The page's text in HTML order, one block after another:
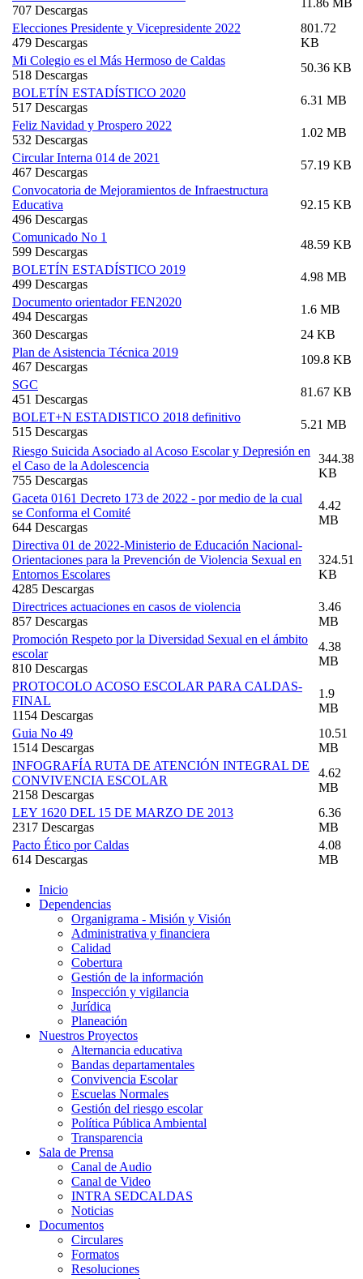
707 Descargas
11.86 MB
Elecciones Presidente y Vicepresidente 2022
479 Descargas
801.72
KB
Mi Colegio es el Más Hermoso de Caldas
518 Descargas
50.36 KB
BOLETÍN ESTADÍSTICO 2020
517 Descargas
6.31 MB
Feliz Navidad y Prospero 2022
532 Descargas
1.02 MB
Circular Interna 014 de 2021
467 Descargas
57.19 KB
Convocatoria de Mejoramientos de Infraestructura
Educativa
496 Descargas
92.15 KB
Comunicado No 1
599 Descargas
48.59 KB
BOLETÍN ESTADÍSTICO 2019
499 Descargas
4.98 MB
Documento orientador FEN2020
494 Descargas
1.6 MB
360 Descargas
24 KB
Plan de Asistencia Técnica 2019
467 Descargas
109.8 KB
SGC
451 Descargas
81.67 KB
BOLET+N ESTADISTICO 2018 definitivo
515 Descargas
5.21 MB
Riesgo Suicida Asociado al Acoso Escolar y Depresión en
el Caso de la Adolescencia
755 Descargas
344.38
KB
Gaceta 0161 Decreto 173 de 2022 - por medio de la cual
se Conforma el Comité
644 Descargas
4.42
MB
Directiva 01 de 2022-Ministerio de Educación Nacional-
Orientaciones para la Prevención de Violencia Sexual en
Entornos Escolares
4285 Descargas
324.51
KB
Directrices actuaciones en casos de violencia
857 Descargas
3.46
MB
Promoción Respeto por la Diversidad Sexual en el ámbito
escolar
810 Descargas
4.38
MB
PROTOCOLO ACOSO ESCOLAR PARA CALDAS-
FINAL
1154 Descargas
1.9
MB
Guia No 49
1514 Descargas
10.51
MB
INFOGRAFÍA RUTA DE ATENCIÓN INTEGRAL DE
CONVIVENCIA ESCOLAR
2158 Descargas
4.62
MB
LEY 1620 DEL 15 DE MARZO DE 2013
2317 Descargas
6.36
MB
Pacto Ético por Caldas
614 Descargas
4.08
MB
Inicio
Dependencias
Organigrama - Misión y Visión
Administrativa y financiera
Calidad
Cobertura
Gestión de la información
Inspección y vigilancia
Jurídica
Planeación
Nuestros Proyectos
Alternancia educativa
Bandas departamentales
Convivencia Escolar
Escuelas Normales
Gestión del riesgo escolar
Política Pública Ambiental
Transparencia
Sala de Prensa
Canal de Audio
Canal de Video
INTRA SEDCALDAS
Noticias
Documentos
Circulares
Formatos
Resoluciones